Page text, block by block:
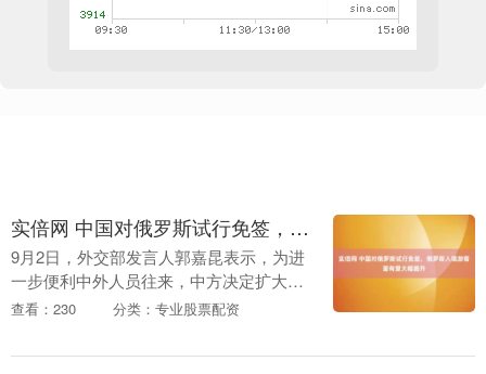
实倍网 中国对俄罗斯试行免签，俄罗斯入境游客量有望大幅提升
9月2日，外交部发言人郭嘉昆表示，为进
一步便利中外人员往来，中方决定扩大免
签国家范围，自2025年9月15日至2026年9
免....
查看：230 分类：专业股票配资